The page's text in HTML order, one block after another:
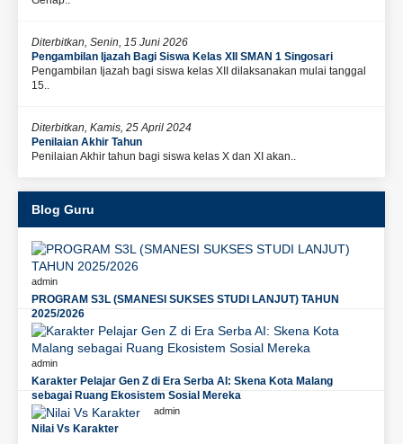
Diterbitkan, Senin, 15 Juni 2026
Pengambilan Ijazah Bagi Siswa Kelas XII SMAN 1 Singosari
Pengambilan Ijazah bagi siswa kelas XII dilaksanakan mulai tanggal
15..
Diterbitkan, Kamis, 25 April 2024
Penilaian Akhir Tahun
Penilaian Akhir tahun bagi siswa kelas X dan XI akan..
Blog Guru
admin
PROGRAM S3L (SMANESI SUKSES STUDI LANJUT) TAHUN
2025/2026
admin
Karakter Pelajar Gen Z di Era Serba AI: Skena Kota Malang
sebagai Ruang Ekosistem Sosial Mereka
admin
Nilai Vs Karakter